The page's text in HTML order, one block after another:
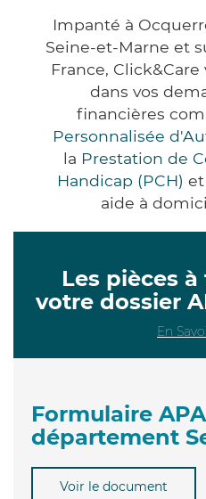
Impanté à
Seine-et-Marne et
France,
dans vos
financières
Personnalisée
la Prestation de
Handicap (PCH)
aide à
Les pièces
votre dossier
En
Formulaire
département
Voir le document